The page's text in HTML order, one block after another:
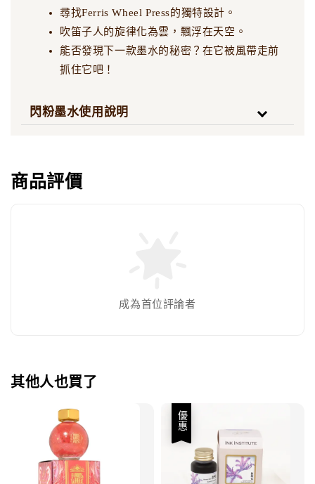
尋找Ferris Wheel Press的獨特設計。
吹笛子人的旋律化為雲，飄浮在天空。
能否發現下一款墨水的秘密？在它被風帶走前
抓住它吧！
閃粉墨水使用說明
商品評價
成為首位評論者
其他人也買了
優惠